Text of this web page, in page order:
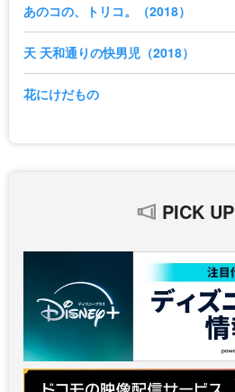
あのコの、トリコ。（2018）
天 天和通りの快男児（2018）
花にけだもの
PICK UP